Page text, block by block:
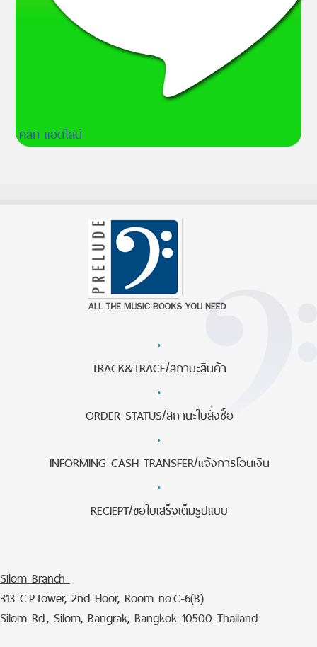
คลิก แอดไลน์
·
TRACK&TRACE/สถานะสินค้า
·
ORDER STATUS/สถานะใบสั่งซื้อ
·
INFORMING CASH TRANSFER/แจ้งการโอนเงิน
·
RECIEPT/ขอใบเสร็จเต็มรูปแบบ
Silom Branch
313 C.P.Tower, 2nd Floor, Room no.C-6(B)
Silom Rd., Silom, Bangrak, Bangkok 10500 Thailand